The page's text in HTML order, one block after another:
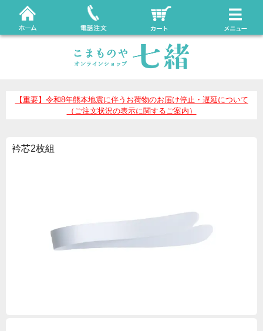
【重要】令和8年熊本地震に伴うお荷物のお届け停止・遅延について
（ご注文状況の表示に関するご案内）
衿芯2枚組